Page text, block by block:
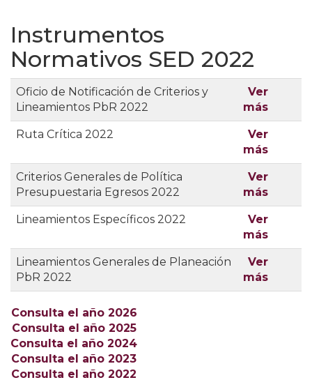
Instrumentos
Normativos SED 2022
Oficio de Notificación de Criterios y
Lineamientos PbR 2022
Ver
más
Ruta Crítica 2022
Ver
más
Criterios Generales de Política
Presupuestaria Egresos 2022
Ver
más
Lineamientos Específicos 2022
Ver
más
Lineamientos Generales de Planeación
PbR 2022
Ver
más
Consulta el año 2026
Consulta el año 2025
Consulta el año 2024
Consulta el año 2023
Consulta el año 2022